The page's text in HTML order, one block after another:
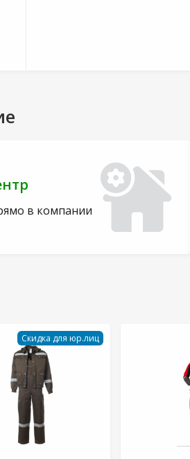
в компании
Скидка для юр.лиц